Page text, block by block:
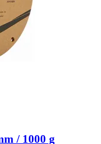
/ 1000 g